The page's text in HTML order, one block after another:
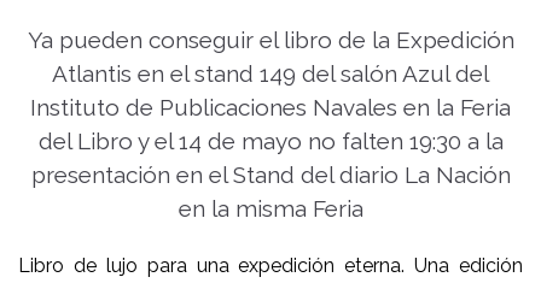
Ya pueden conseguir el libro de la Expedición
Atlantis en el stand 149 del salón Azul del
Instituto de Publicaciones Navales en la Feria
del Libro y el 14 de mayo no falten 19:30 a la
presentación en el Stand del diario La Nación
en la misma Feria
Libro de lujo para una expedición eterna. Una edición